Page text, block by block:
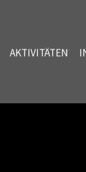
AKTIVITÄTEN